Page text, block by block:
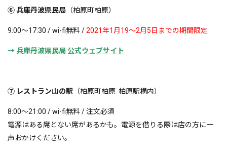
⑥ 兵庫丹波県民局 （柏原町柏原）
9:00〜17:30 / wi-fi無料 /2021年1月19〜2月5日までの期間限定
→ 兵庫丹波県民局 公式ウェブサイト
⑦ レストラン山の駅 （柏原町柏原 柏原駅構内）
8:00〜21:00 / wi-fi無料 / 注文必須
電源はある席とない席があるかも。電源を借りる際は店の方に一
声おかけください。